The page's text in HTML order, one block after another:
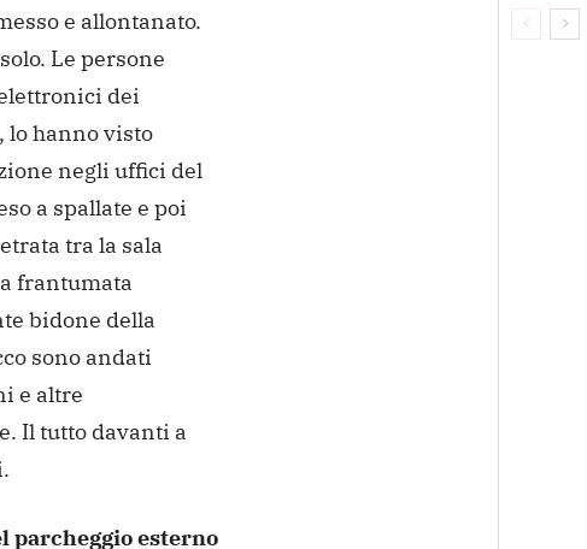
e allontanato.
Le persone
dei
lohanno visto
negli uffici del
a spallate e poi
tra la sala
frantumata
bidone della
sono andati
e altre
Il tutto davanti a
parcheggio esterno